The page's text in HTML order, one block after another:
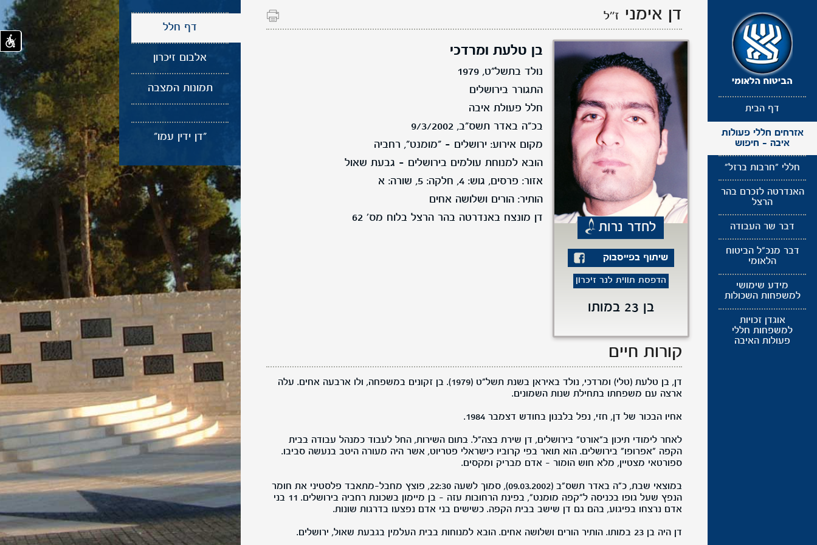
דף הבית
אזרחים חללי פעולות
איבה - חיפוש
חללי "חרבות ברזל"
האנדרטה לזכרם בהר
הרצל
דבר שר העבודה
דבר מנכ"ל הביטוח
הלאומי
מידע שימושי
למשפחות השכולות
אוגדן זכויות
למשפחות חללי
פעולות האיבה
דן אימני ז''ל
לחדר נרות
שיתוף בפייסבוק
הדפסת תווית לנר זיכרון
בן 23 במותו
בן טלעת ומרדכי
נולד בתשל"ט, 1979
התגורר בירושלים
חלל פעולת איבה
בכ"ה באדר תשס"ב, 9/3/2002
מקום אירוע: ירושלים - "מומנט", רחביה
הובא למנוחת עולמים בירושלים - גבעת שאול
אזור: פרסים, גוש: 4, חלקה: 5, שורה: א
הותיר: הורים ושלושה אחים
דן מונצח באנדרטה בהר הרצל בלוח מס' 62
קורות חיים
דן, בן טלעת (טלי) ומרדכי, נולד באיראן בשנת תשל"ט (1979). בן זקונים במשפחה, ולו ארבעה אחים. עלה
ארצה עם משפחתו בתחילת שנות השמונים.
אחיו הבכור של דן, חזי, נפל בלבנון בחודש דצמבר 1984.
לאחר לימודי תיכון ב"אורט" בירושלים, דן שירת בצה"ל. בתום השירות, החל לעבוד כמנהל עבודה בבית
הקפה "אפרופו" בירושלים. הוא תואר בפי קרוביו כישראלי פטריוט, אשר היה מעורה היטב בנעשה סביבו.
ספורטאי מצטיין, מלא חוש הומור – אדם מבריק ומקסים.
במוצאי שבת, כ"ה באדר תשס"ב (09.03.2002), סמוך לשעה 22:30, פוצץ מחבל-מתאבד פלסטיני את חומר
הנפץ שעל גופו בכניסה ל"קפה מומנט", בפינת הרחובות עזה – בן מיימון בשכונת רחביה בירושלים. 11 בני
אדם נרצחו בפיגוע, בהם גם דן שישב בבית הקפה. כשישים בני אדם נפצעו בדרגות שונות.
דן היה בן 23 במותו. הותיר הורים ושלושה אחים. הובא למנוחות בבית העלמין בגבעת שאול, ירושלים.
דף חלל
אלבום זיכרון
תמונות המצבה
"דן ידין עמו"